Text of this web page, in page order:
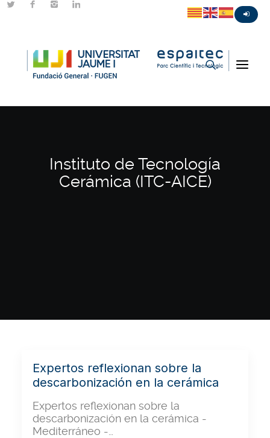
Instituto de Tecnología
Cerámica (ITC-AICE)
Expertos reflexionan sobre la
descarbonización en la cerámica
Expertos reflexionan sobre la
descarbonización en la cerámica -
Mediterráneo -…